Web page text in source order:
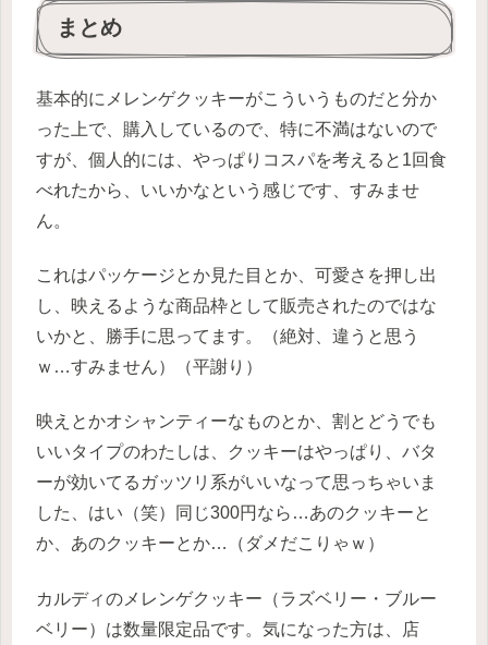
まとめ
基本的にメレンゲクッキーがこういうものだと分か
った上で、購入しているので、特に不満はないので
すが、個人的には、やっぱりコスパを考えると1回食
べれたから、いいかなという感じです、すみませ
ん。
これはパッケージとか見た目とか、可愛さを押し出
し、映えるような商品枠として販売されたのではな
いかと、勝手に思ってます。（絶対、違うと思う
ｗ…すみません）（平謝り）
映えとかオシャンティーなものとか、割とどうでも
いいタイプのわたしは、クッキーはやっぱり、バタ
ーが効いてるガッツリ系がいいなって思っちゃいま
した、はい（笑）同じ300円なら…あのクッキーと
か、あのクッキーとか…（ダメだこりゃｗ）
カルディのメレンゲクッキー（ラズベリー・ブルー
ベリー）は数量限定品です。気になった方は、店